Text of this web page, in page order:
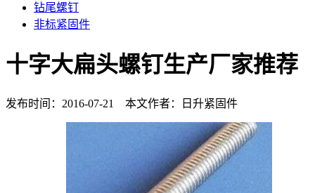
钻尾螺钉
非标紧固件
十字大扁头螺钉生产厂家推荐
发布时间：2016-07-21 本文作者：日升紧固件